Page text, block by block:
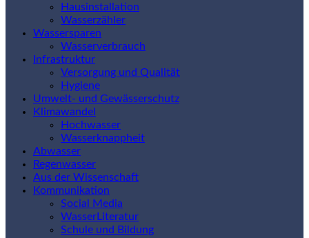
Hausinstallation
Wasserzähler
Wassersparen
Wasserverbrauch
Infrastruktur
Versorgung und Qualität
Hygiene
Umwelt- und Gewässerschutz
Klimawandel
Hochwasser
Wasserknappheit
Abwasser
Regenwasser
Aus der Wissenschaft
Kommunikation
Social Media
WasserLiteratur
Schule und Bildung